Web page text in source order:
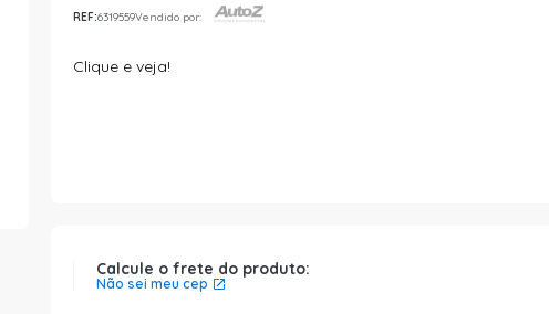
REF:6319559Vendido por:
Clique e veja!
Calcule o frete do produto:
Não sei meu cep